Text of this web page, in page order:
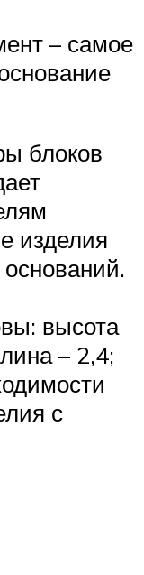
– самое
блоков
изделия
высота
– 2,4;
с